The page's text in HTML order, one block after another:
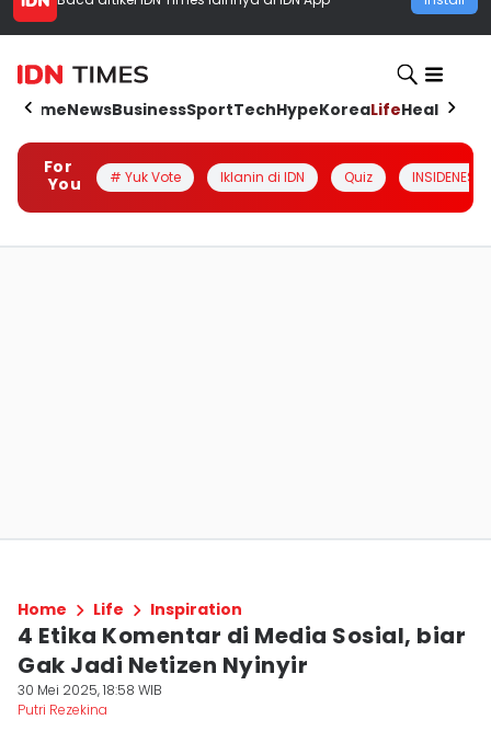
HomeNewsBusinessSportTechHypeKoreaLifeHealth
For
You
# Yuk Vote Iklanin di IDN Quiz INSIDENESIA
Home Life Inspiration
4 Etika Komentar di Media Sosial, biar
Gak Jadi Netizen Nyinyir
30 Mei 2025, 18:58 WIB
Putri Rezekina